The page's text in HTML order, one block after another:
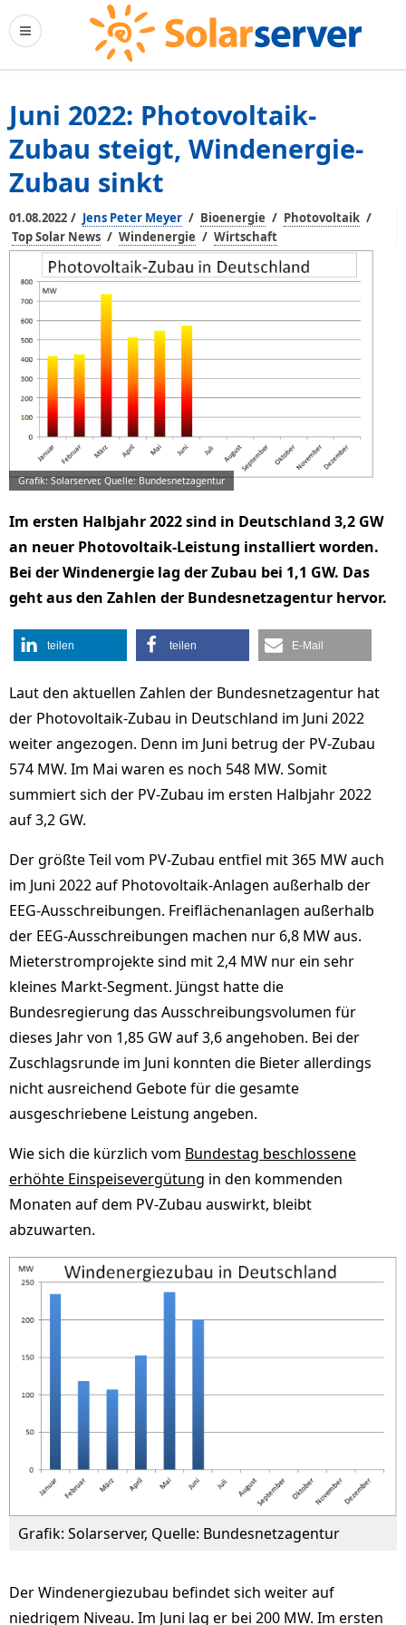
Juni 2022: Photovoltaik-
Zubau steigt, Windenergie-
Zubau sinkt
01.08.2022 / Jens Peter Meyer / Bioenergie / Photovoltaik /
Top Solar News / Windenergie / Wirtschaft
Grafik: Solarserver, Quelle: Bundesnetzagentur
Im ersten Halbjahr 2022 sind in Deutschland 3,2 GW
an neuer Photovoltaik-Leistung installiert worden.
Bei der Windenergie lag der Zubau bei 1,1 GW. Das
geht aus den Zahlen der Bundesnetzagentur hervor.
teilen teilen E-Mail
Laut den aktuellen Zahlen der Bundesnetzagentur hat
der Photovoltaik-Zubau in Deutschland im Juni 2022
weiter angezogen. Denn im Juni betrug der PV-Zubau
574 MW. Im Mai waren es noch 548 MW. Somit
summiert sich der PV-Zubau im ersten Halbjahr 2022
auf 3,2 GW.
Der größte Teil vom PV-Zubau entfiel mit 365 MW auch
im Juni 2022 auf Photovoltaik-Anlagen außerhalb der
EEG-Ausschreibungen. Freiflächenanlagen außerhalb
der EEG-Ausschreibungen machen nur 6,8 MW aus.
Mieterstromprojekte sind mit 2,4 MW nur ein sehr
kleines Markt-Segment. Jüngst hatte die
Bundesregierung das Ausschreibungsvolumen für
dieses Jahr von 1,85 GW auf 3,6 angehoben. Bei der
Zuschlagsrunde im Juni konnten die Bieter allerdings
nicht ausreichend Gebote für die gesamte
ausgeschriebene Leistung angeben.
Wie sich die kürzlich vom Bundestag beschlossene
erhöhte Einspeisevergütung in den kommenden
Monaten auf dem PV-Zubau auswirkt, bleibt
abzuwarten.
Grafik: Solarserver, Quelle: Bundesnetzagentur
Der Windenergiezubau befindet sich weiter auf
niedrigem Niveau. Im Juni lag er bei 200 MW. Im ersten